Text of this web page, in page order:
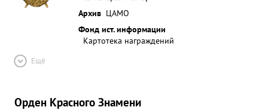
Архив ЦАМО
Фонд ист. информации
Картотека награждений
Ещё
Орден Красного Знамени